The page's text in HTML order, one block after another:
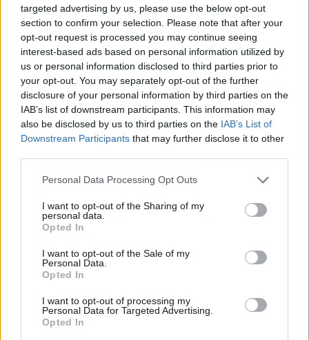
targeted advertising by us, please use the below opt-out
section to confirm your selection. Please note that after your
opt-out request is processed you may continue seeing
interest-based ads based on personal information utilized by
us or personal information disclosed to third parties prior to
your opt-out. You may separately opt-out of the further
disclosure of your personal information by third parties on the
IAB’s list of downstream participants. This information may
also be disclosed by us to third parties on the IAB’s List of
Downstream Participants that may further disclose it to other
Please note that this website/app uses one or more Google
not limited to your visit or usage behaviour. You may click to
grant or deny consent to Google and its third-party tags to
use your data for below specified purposes in below Google
consent section.
Personal Data Processing Opt Outs
I want to opt-out of the Sharing of my
personal data.
Opted In
I want to opt-out of the Sale of my
Personal Data.
Opted In
I want to opt-out of processing my
Personal Data for Targeted Advertising.
Opted In
Ωστόσο, η ενεργειακή αυτή συμμαχία εγκυμονεί
σοβαρούς διπλωματικούς κινδύνους. Αναλυτές
προειδοποιούν ότι η διατήρηση στενών
εμπορικών δεσμών με τη Ρωσία —ειδικά μέσω
πλοίων που βρίσκονται υπό καθεστώς κυρώσεων
διεθνή της αξιοπιστία και να συσφίξει τις σχέσεις
Την ίδια στιγμή, η παρουσία ρωσικών
παραμένει αγκάθι στις διαπραγματεύσεις με τη
Δύση. Ενώ η Δαμασκός αναζητά εναλλακτικές
οικονομικοί περιορισμοί και η έλλειψη
ρευστότητας την αναγκάζουν να διατηρεί την
αμφιλεγόμενη συνεργασία με το Κρεμλίνο, το